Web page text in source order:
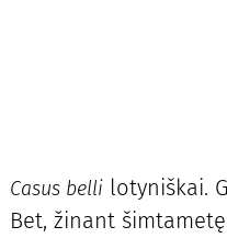
Casus bellilotyniškai.
Bet, žinant